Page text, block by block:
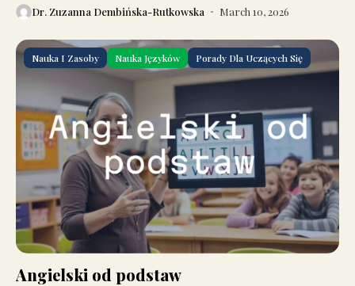
Dr. Zuzanna Dembińska-Rutkowska March 10, 2026
Nauka I Zasoby Nauka Języków Porady Dla Uczących Się
Angielski od podstaw